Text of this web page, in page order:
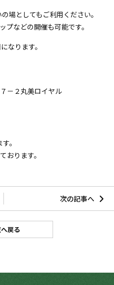
場としてもご利用ください。
プなどの開催も可能です。
なります。
－２丸美ロイヤル
。
おります。
次の記事へ
戻る